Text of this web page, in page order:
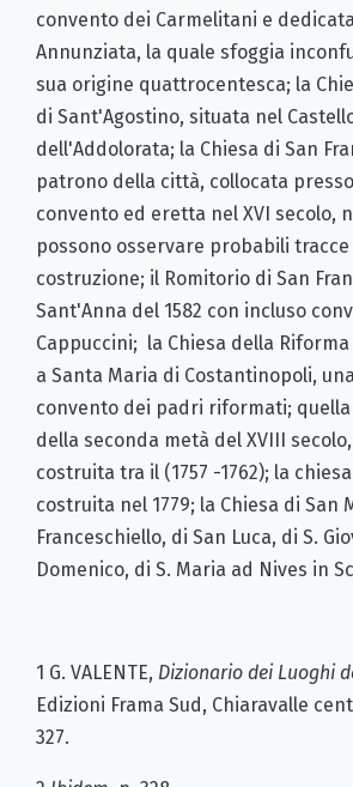
convento dei Carmelitani e
Annunziata, la quale sfoggia
sua origine quattrocentesca; la
di Sant'Agostino, situata nel
dell'Addolorata; la Chiesa di San
patrono della città, collocata
convento ed eretta nel XVI secolo,
possono osservare probabili
costruzione; il Romitorio di San
Sant'Anna del 1582 con incluso
Cappuccini; la Chiesa della
a Santa Maria di Costantinopoli,
convento dei padri riformati; quella
della seconda metà del XVIII
costruita tra il (1757 -1762); la
costruita nel 1779; la Chiesa di San
Franceschiello, di San Luca, di S.
Domenico, di S. Maria ad Nives in
1 G. VALENTE, Dizionario dei Luoghi
Edizioni Frama Sud, Chiaravalle
327.